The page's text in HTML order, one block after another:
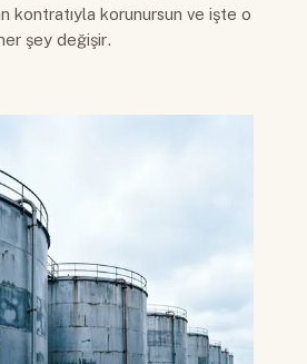
kontratıyla korunursun ve işte o
şey değişir.